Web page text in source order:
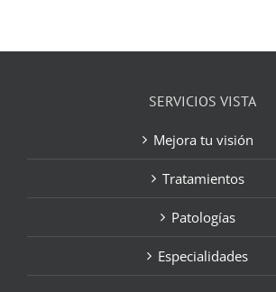
SERVICIOS VISTA
Mejora tu visión
Tratamientos
Patologías
Especialidades